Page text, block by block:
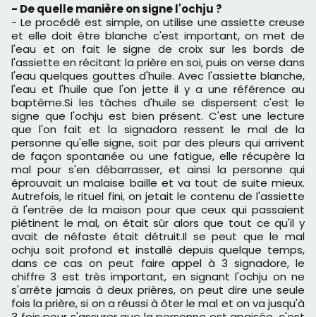
- De quelle manière on signe l'ochju ?
- Le procédé est simple, on utilise une assiette creuse
et elle doit être blanche c'est important, on met de
l'eau et on fait le signe de croix sur les bords de
l'assiette en récitant la prière en soi, puis on verse dans
l'eau quelques gouttes d'huile. Avec l'assiette blanche,
l'eau et l'huile que l'on jette il y a une référence au
baptême.Si les tâches d'huile se dispersent c'est le
signe que l'ochju est bien présent. C'est une lecture
que l'on fait et la signadora ressent le mal de la
personne qu'elle signe, soit par des pleurs qui arrivent
de façon spontanée ou une fatigue, elle récupère la
mal pour s'en débarrasser, et ainsi la personne qui
éprouvait un malaise baille et va tout de suite mieux.
Autrefois, le rituel fini, on jetait le contenu de l'assiette
à l'entrée de la maison pour que ceux qui passaient
piétinent le mal, on était sûr alors que tout ce qu'il y
avait de néfaste était détruit.Il se peut que le mal
ochju soit profond et installé depuis quelque temps,
dans ce cas on peut faire appel à 3 signadore, le
chiffre 3 est très important, en signant l'ochju on ne
s'arrête jamais à deux prières, on peut dire une seule
fois la prière, si on a réussi à ôter le mal et on va jusqu'à